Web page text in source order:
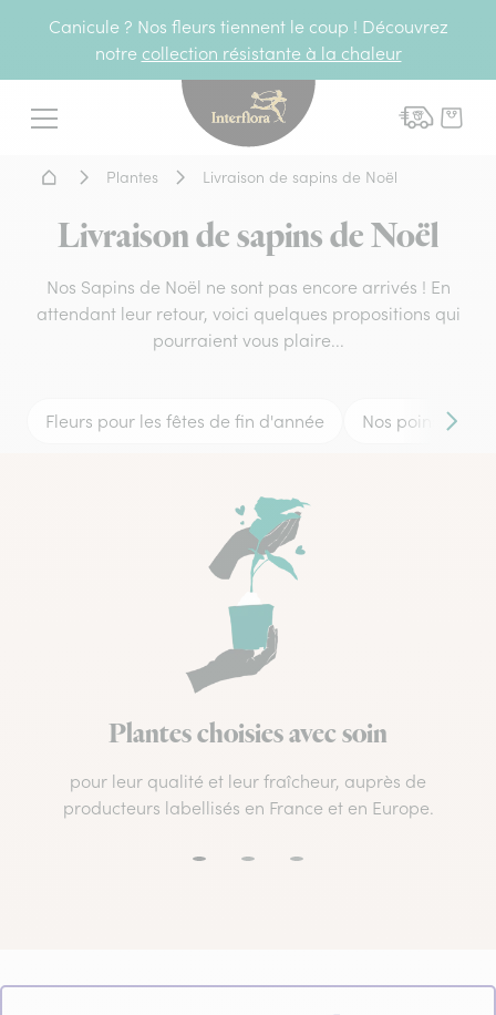
Canicule ? Nos fleurs tiennent le coup ! Découvrez
notre collection résistante à la chaleur
Menu
Interflora - livraison
Accueil - Livraison fleurs
Plantes Livraison de sapins de Noël
Livraison de sapins de Noël
Nos Sapins de Noël ne sont pas encore arrivés ! En
attendant leur retour, voici quelques propositions qui
pourraient vous plaire...
Fleurs pour les fêtes de fin d'année Nos poinsettias
Plantes choisies avec soin
pour leur qualité et leur fraîcheur, auprès de
producteurs labellisés en France et en Europe.